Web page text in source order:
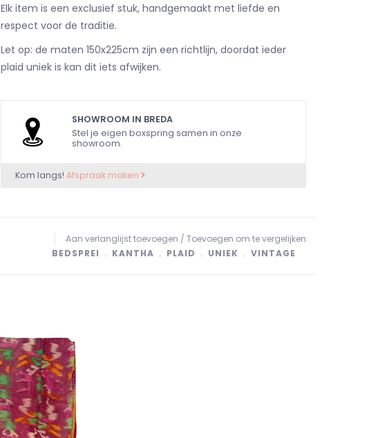
Elk item is een exclusief stuk, handgemaakt met liefde en
respect voor de traditie.
Let op: de maten 150x225cm zijn een richtlijn, doordat ieder
plaid uniek is kan dit iets afwijken.
SHOWROOM IN BREDA
Stel je eigen boxspring samen in onze
showroom.
Kom langs! Afspraak maken
Aan verlanglijst toevoegen / Toevoegen om te vergelijken
BEDSPREI ﹒ KANTHA ﹒ PLAID ﹒ UNIEK ﹒ VINTAGE